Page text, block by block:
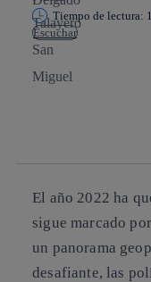
Tiempo de lectura:
Escuchar
Copiar enlace
Copiar enlace
facebook
El año 2022 ha
sigue marcado
un panorama
desafiante, las